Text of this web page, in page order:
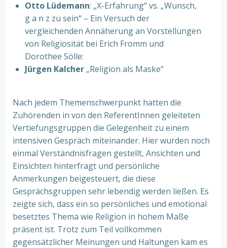
Otto Lüdemann: „X-Erfahrung“ vs. „Wunsch,
g a n z zu sein“ – Ein Versuch der
vergleichenden Annäherung an Vorstellungen
von Religiosität bei Erich Fromm und
Dorothee Sölle:
Jürgen Kalcher „Religion als Maske“
Nach jedem Themenschwerpunkt hatten die
Zuhörenden in von den ReferentInnen geleiteten
Vertiefungsgruppen die Gelegenheit zu einem
intensiven Gespräch miteinander. Hier wurden noch
einmal Verständnisfragen gestellt, Ansichten und
Einsichten hinterfragt und persönliche
Anmerkungen beigesteuert, die diese
Gesprächsgruppen sehr lebendig werden ließen. Es
zeigte sich, dass ein so persönliches und emotional
besetztes Thema wie Religion in hohem Maße
präsent ist. Trotz zum Teil vollkommen
gegensätzlicher Meinungen und Haltungen kam es